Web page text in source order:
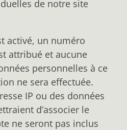
de notre site
activé, un numéro
attribué et aucune
personnelles à ce
ne sera effectuée.
IP ou des données
d’associer le
ne seront pas inclus